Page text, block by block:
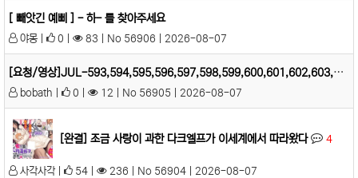
[ 빼앗긴 예삐 ] - 하- 를 찾아주세요
야몽 | 0 | 83 | No 56906 | 2026-08-07
[요청/영상]JUL-593,594,595,596,597,598,599,600,601,602,603,604,605부탁드립니다.
bobath | 0 | 12 | No 56905 | 2026-08-07
[완결] 조금 사랑이 과한 다크엘프가 이세계에서 따라왔다 4
사각사각 | 54 | 236 | No 56904 | 2026-08-07